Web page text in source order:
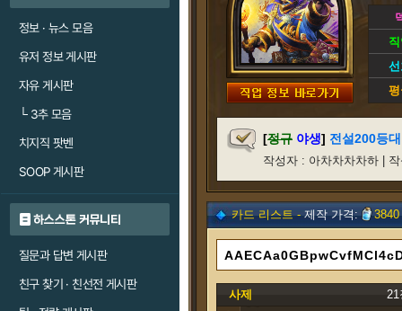
정보 · 뉴스 모음
유저 정보 게시판
자유 게시판
└3추 모음
치지직 팟벤
SOOP 게시판
하스스톤 커뮤니티
질문과 답변 게시판
친구 찾기 · 친선전 게시판
[정규 야생] 전설200등
작성자 : 아차차차차하 |
카드 리스트 -제작 가격: 3840
사제
21